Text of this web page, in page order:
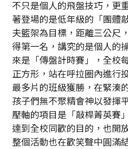
不只是個人的飛盤技巧，更
著登場的是低年級的「團體
夫籃架為目標，距離三公尺
得第一名，講究的是個人的
來是「傳盤計時賽」，全校
正方形，站在呼拉圈內進行
最多片的班級獲勝，在緊湊
孩子們無不聚精會神以發揮
壓軸的項目是「敲桿菁英賽
達到全校同歡的目的，也開
整個活動也在歡笑聲中圓滿